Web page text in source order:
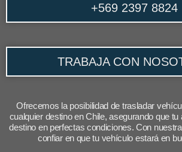
+569 2397 8824
TRABAJA CON
Ofrecemos la posibilidad de trasladar
cualquier destino en Chile, asegurando que
destino en perfectas condiciones. Con
confiar en que tu vehículo estará en